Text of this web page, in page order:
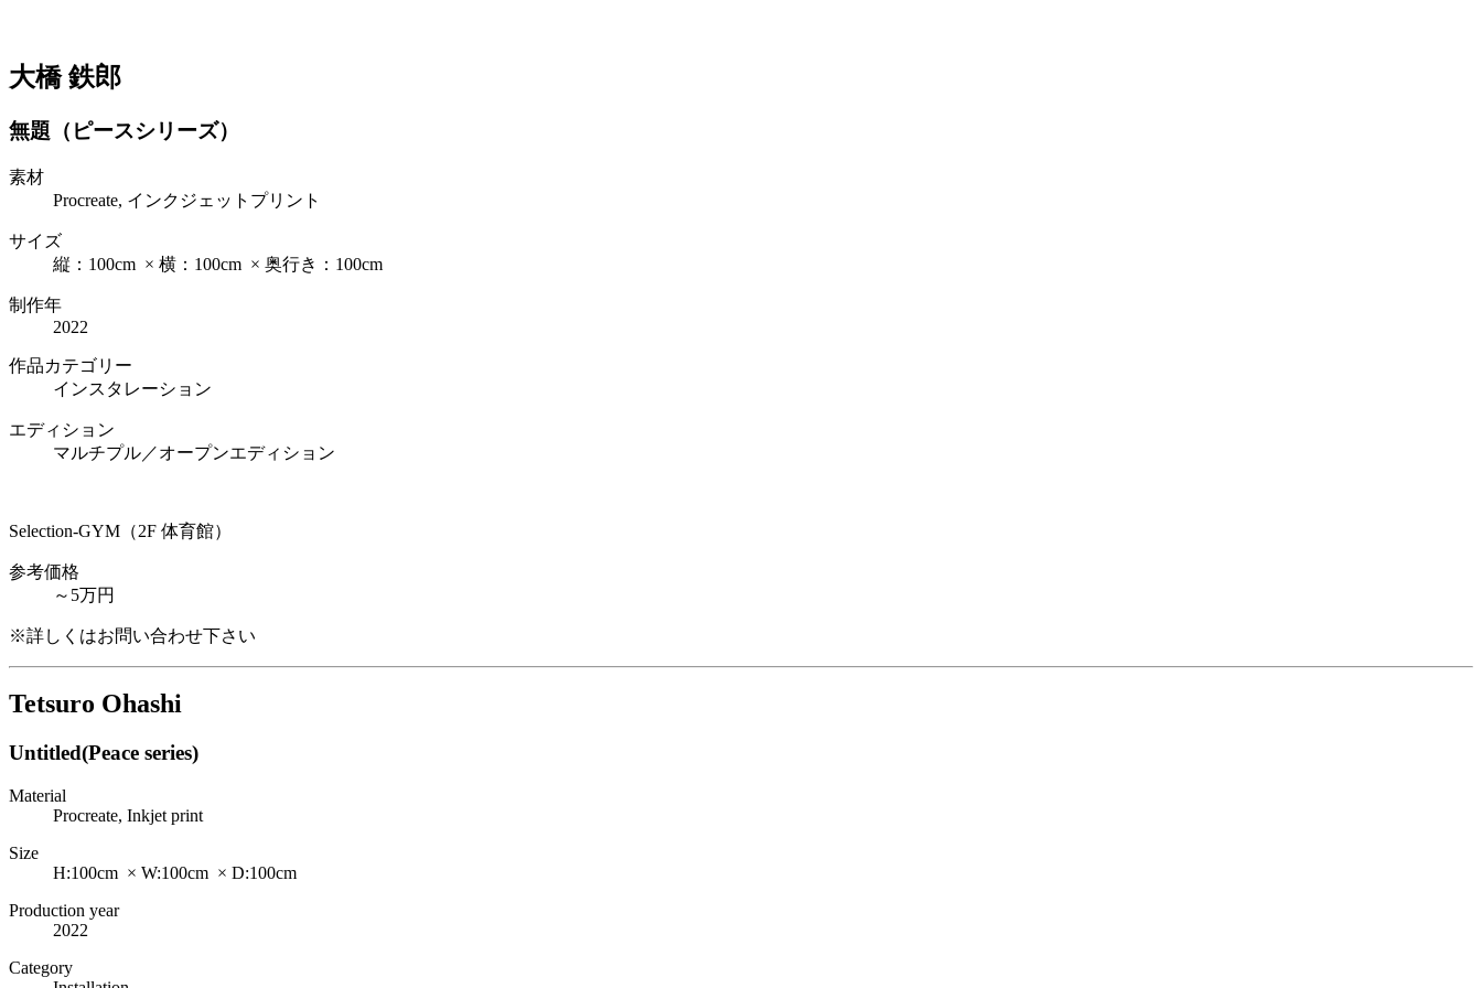
大橋 鉄郎
無題（ピースシリーズ）
素材
Procreate, インクジェットプリント
サイズ
縦：100cm × 横：100cm × 奥行き：100cm
制作年
2022
作品カテゴリー
インスタレーション
エディション
マルチプル／オープンエディション
Selection-GYM（2F 体育館）
参考価格
～5万円
※詳しくはお問い合わせ下さい
Tetsuro Ohashi
Untitled(Peace series)
Material
Procreate, Inkjet print
Size
H:100cm × W:100cm × D:100cm
Production year
2022
Category